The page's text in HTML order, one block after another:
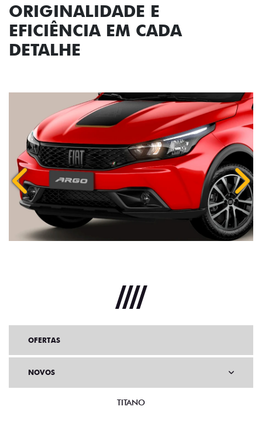
ORIGINALIDADE E
EFICIÊNCIA EM CADA
DETALHE
Anterior
OFERTAS
NOVOS
TITANO